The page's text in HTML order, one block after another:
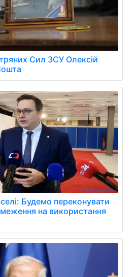
Сил ЗСУ Олексій
Будемо переконувати
на використання